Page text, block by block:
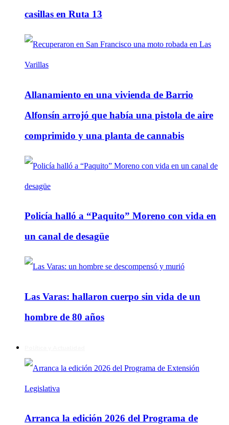
casillas en Ruta 13
Allanamiento en una vivienda de Barrio
Alfonsín arrojó que había una pistola de aire
comprimido y una planta de cannabis
Policía halló a “Paquito” Moreno con vida en
un canal de desagüe
Las Varas: hallaron cuerpo sin vida de un
hombre de 80 años
Arranca la edición 2026 del Programa de